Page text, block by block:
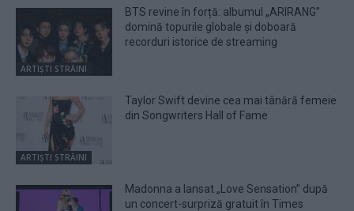
ARTIȘTI STRĂINI
BTS revine în forță: albumul „ARIRANG”
domină topurile globale și doboară
recorduri istorice de streaming
ARTIȘTI STRĂINI
Taylor Swift devine cea mai tânără femeie
din Songwriters Hall of Fame
Madonna a lansat „Love Sensation” după
un concert-surpriză gratuit în Times